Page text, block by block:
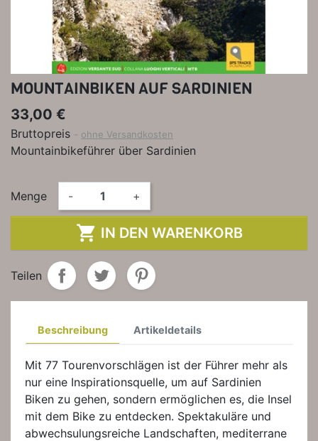
MOUNTAINBIKEN AUF SARDINIEN
33,00 €
Bruttopreis ohne Versandkosten
Mountainbikeführer über Sardinien
Menge - +
 IN DEN WARENKORB
Teilen
Beschreibung Artikeldetails
Mit 77 Tourenvorschlägen ist der Führer mehr als
nur eine Inspirationsquelle, um auf Sardinien
Biken zu gehen, sondern ermöglichen es, die Insel
mit dem Bike zu entdecken. Spektakuläre und
abwechsulungsreiche Landschaften, mediterrane